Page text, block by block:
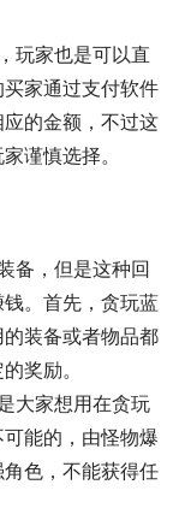
玩家也是可以直
家通过支付软件
的金额，不过这
谨慎选择。
备，但是这种回
。首先，贪玩蓝
装备或者物品都
奖励。
大家想用在贪玩
能的，由怪物爆
色，不能获得任